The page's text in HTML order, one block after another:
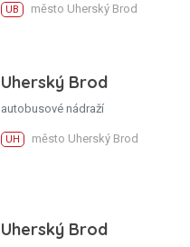
UB město Uherský Brod
Uherský Brod
autobusové nádraží
UH město Uherský Brod
Uherský Brod